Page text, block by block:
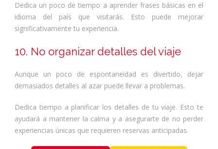
Dedica un poco de tiempo a aprender frases básicas en el
idioma del país que visitarás. Esto puede mejorar
significativamente tu experiencia.
10. No organizar detalles del viaje
Aunque un poco de espontaneidad es divertido, dejar
demasiados detalles al azar puede llevar a problemas.
Dedica tiempo a planificar los detalles de tu viaje. Esto te
ayudará a mantener la calma y a asegurarte de no perder
experiencias únicas que requieren reservas anticipadas.